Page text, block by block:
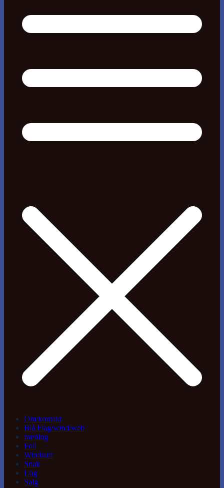
Om/kontakt
Blå Flag/wind/web
træning
Foil
Windsurf
Snak
Log
Salg